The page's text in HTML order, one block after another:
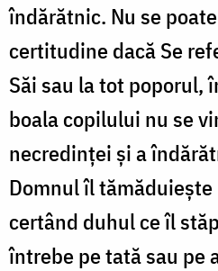
îndărătnic. Nu se
certitudine dacă Se
Săi sau la tot poporul,
boala copilului nu se
necredinței și a
Domnul îl
certând duhul ce îl
întrebe pe tată sau pe